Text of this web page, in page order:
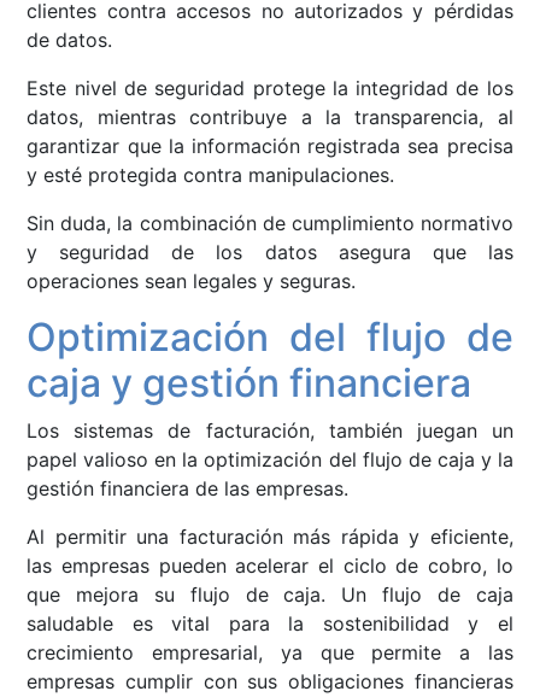
clientes contra accesos no autorizados y pérdidas
de datos.
Este nivel de seguridad protege la integridad de los
datos, mientras contribuye a la transparencia, al
garantizar que la información registrada sea precisa
y esté protegida contra manipulaciones.
Sin duda, la combinación de cumplimiento normativo
y seguridad de los datos asegura que las
operaciones sean legales y seguras.
Optimización del flujo de
caja y gestión financiera
Los sistemas de facturación, también juegan un
papel valioso en la optimización del flujo de caja y la
gestión financiera de las empresas.
Al permitir una facturación más rápida y eficiente,
las empresas pueden acelerar el ciclo de cobro, lo
que mejora su flujo de caja. Un flujo de caja
saludable es vital para la sostenibilidad y el
crecimiento empresarial, ya que permite a las
empresas cumplir con sus obligaciones financieras